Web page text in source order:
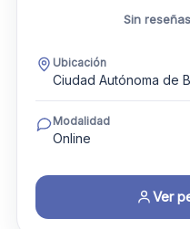
Sin
Ubicación
Ciudad Autónoma de
Modalidad
Online
Ver